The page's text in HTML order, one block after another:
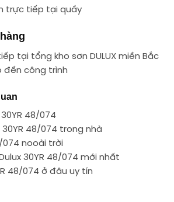
trực tiếp tại quầy
tại tổng kho sơn DULUX miền Bắc
đến công trình
48/074
30YR 48/074 trong nhà
074 nooài trời
30YR 48/074 mới nhất
48/074 ở đâu uy tín